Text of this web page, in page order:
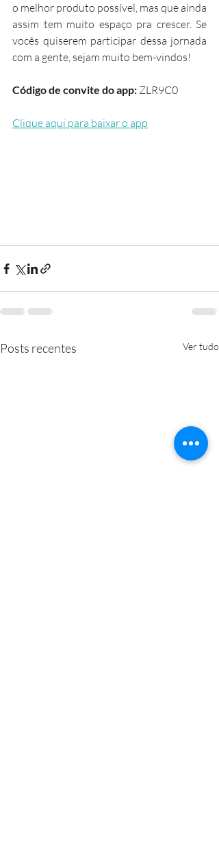
o melhor produto possível, mas que ainda
assim tem muito espaço pra crescer. Se
vocês quiserem participar dessa jornada
com a gente, sejam muito bem-vindos!
Código de convite do app: ZLR9C0
Clique aqui para baixar o app
Posts recentes Ver tudo